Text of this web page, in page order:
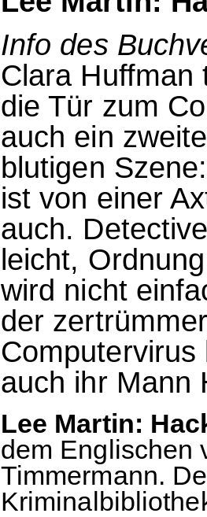
Info des
Clara Huffman
die Tür zum
auch ein
blutigen
ist von einer
auch.
leicht,
wird nicht
der
auch ihr Mann
Lee Martin:
dem Englischen
Timmermann.